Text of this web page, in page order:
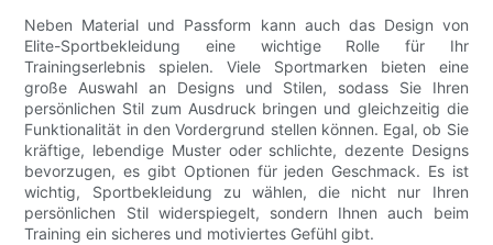
Neben Material und Passform kann auch das Design von
Elite-Sportbekleidung eine wichtige Rolle für Ihr
Trainingserlebnis spielen. Viele Sportmarken bieten eine
große Auswahl an Designs und Stilen, sodass Sie Ihren
persönlichen Stil zum Ausdruck bringen und gleichzeitig die
Funktionalität in den Vordergrund stellen können. Egal, ob Sie
kräftige, lebendige Muster oder schlichte, dezente Designs
bevorzugen, es gibt Optionen für jeden Geschmack. Es ist
wichtig, Sportbekleidung zu wählen, die nicht nur Ihren
persönlichen Stil widerspiegelt, sondern Ihnen auch beim
Training ein sicheres und motiviertes Gefühl gibt.